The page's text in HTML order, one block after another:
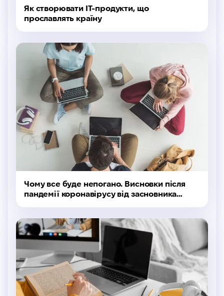
Як створювати IT-продукти, що
прославлять країну
Чому все буде непогано. Висновки після
пандемії коронавірусу від засновника